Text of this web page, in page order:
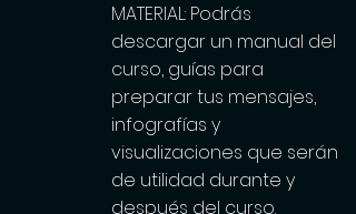
MATERIAL: Podrás
descargar un manual del
curso, guías para
preparar tus mensajes,
infografías y
visualizaciones que serán
de utilidad durante y
después del curso.